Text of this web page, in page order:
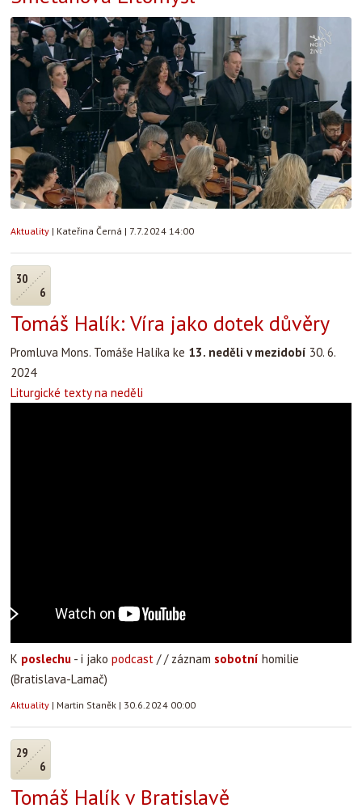
Aktuality | Kateřina Černá | 7.7.2024 14:00
30
6
Tomáš Halík: Víra jako dotek důvěry
Promluva Mons. Tomáše Halíka ke 13. neděli v mezidobí 30. 6.
2024
Liturgické texty na neděli
K poslechu - i jako podcast / / záznam sobotní homilie
(Bratislava-Lamač)
Aktuality | Martin Staněk | 30.6.2024 00:00
29
6
Tomáš Halík v Bratislavě